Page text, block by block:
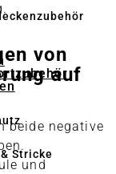
Stricke
von
auf
beide negative
und